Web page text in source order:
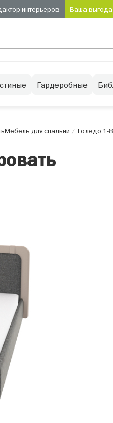
интерьеров Ваша выгода
Гардеробные
Мебель для спальни / Толедо 1-